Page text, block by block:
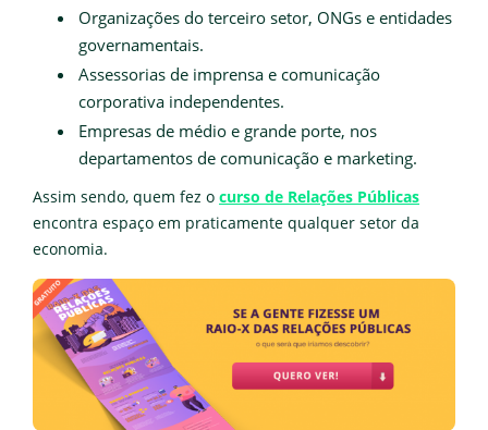
Organizações do terceiro setor, ONGs e entidades
governamentais.
Assessorias de imprensa e comunicação
corporativa independentes.
Empresas de médio e grande porte, nos
departamentos de comunicação e marketing.
Assim sendo, quem fez o curso de Relações Públicas
encontra espaço em praticamente qualquer setor da
economia.